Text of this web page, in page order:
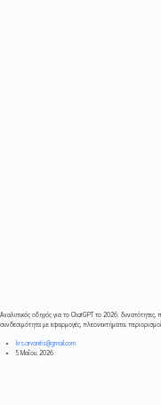
Αναλυτικός οδηγός για το ChatGPT το 2026: δυνατότητες,
συνδεσιμότητα με εφαρμογές, πλεονεκτήματα,
krs.arvanitis@gmail.com
5 Μαΐου, 2026